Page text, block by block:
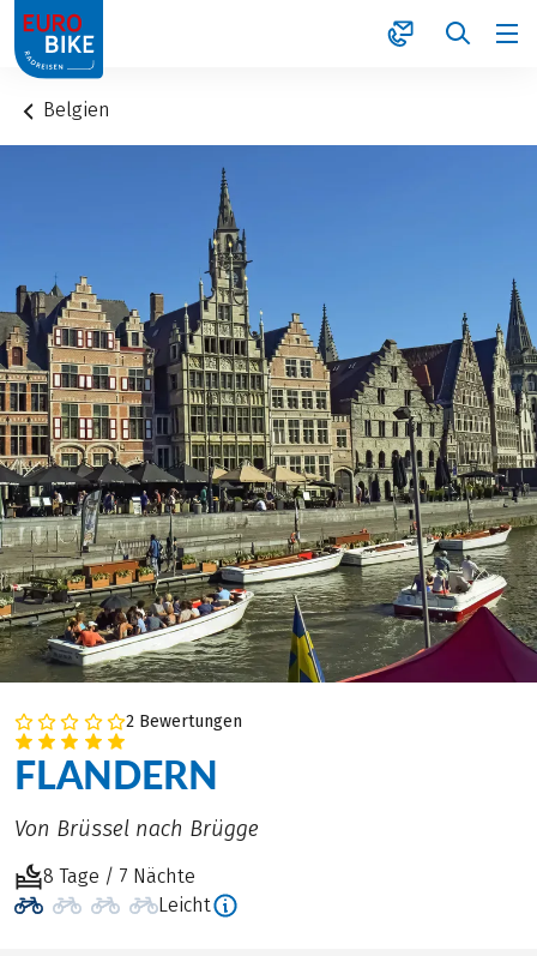
1
Belgien
2 Bewertungen
FLANDERN
Von Brüssel nach Brügge
8 Tage / 7 Nächte
Leicht